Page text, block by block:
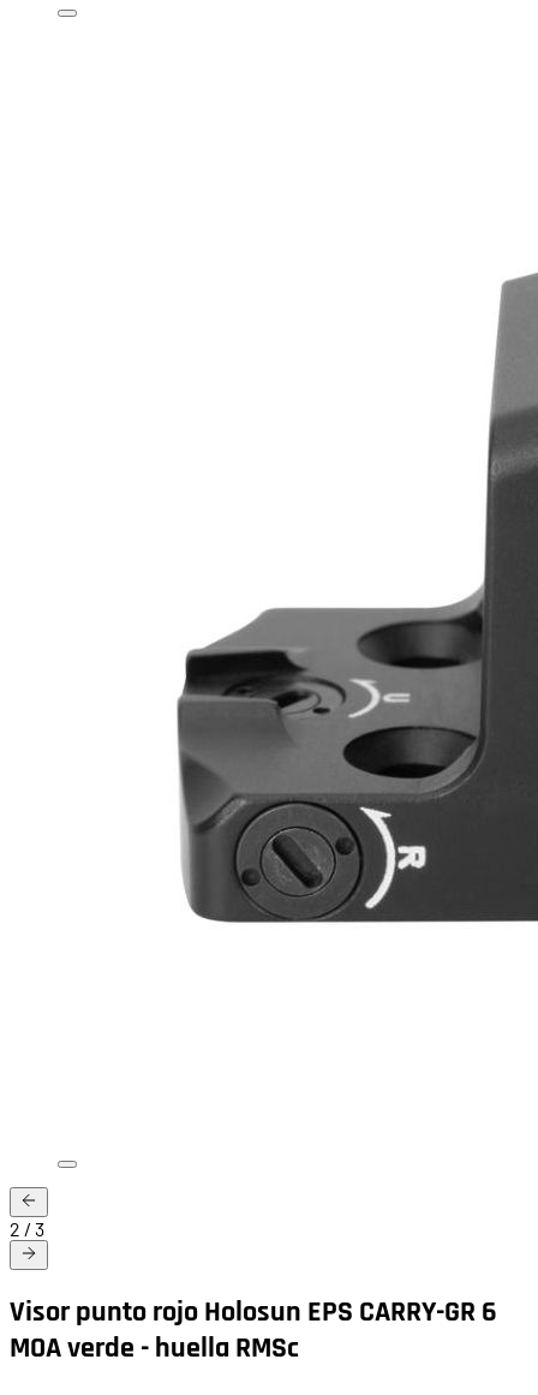
2 / 3
Visor punto rojo Holosun EPS CARRY-GR 6
MOA verde - huella RMSc